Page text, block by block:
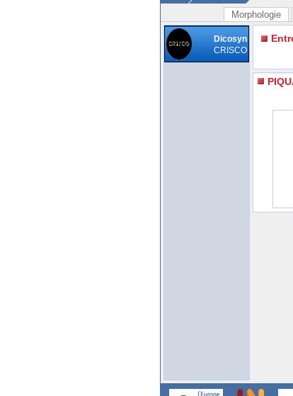
Morphologie
Dicosyn
CRISCO